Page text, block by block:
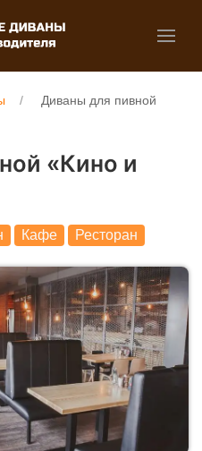
Диваны для пивной
«Кино и
Кафе Ресторан